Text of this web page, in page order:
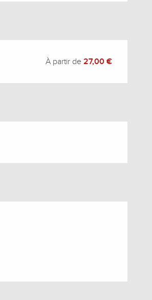
À partir de27,00 €